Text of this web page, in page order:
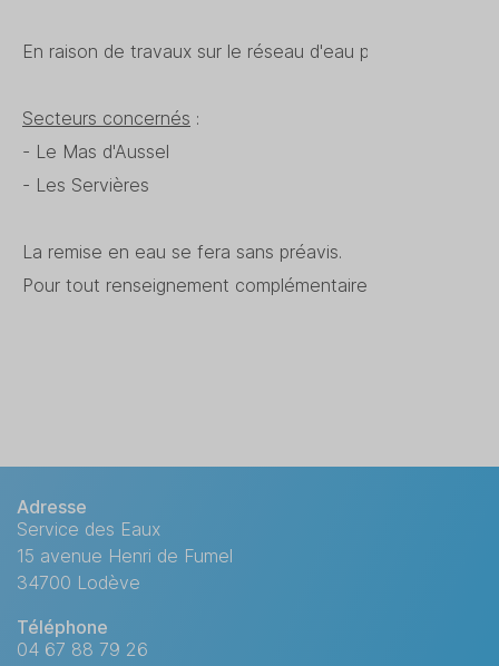
En raison de travaux sur le réseau d'eau potable, une
Secteurs concernés :
- Le Mas d'Aussel
- Les Servières
La remise en eau se fera sans préavis.
Pour tout renseignement complémentaire, veuillez
Adresse
Service des Eaux
15 avenue Henri de Fumel
34700 Lodève
Téléphone
04 67 88 79 26